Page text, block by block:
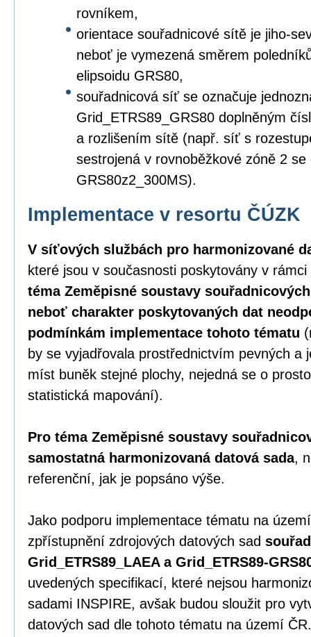
rovníkem,
orientace souřadnicové sítě je jiho-
neboť je vymezená směrem
elipsoidu GRS80,
souřadnicová síť se označuje
Grid_ETRS89_GRS80 doplněným
a rozlišením sítě (např. síť s
sestrojená v rovnoběžkové zóně 2
GRS80z2_300MS).
Implementace v resortu ČÚZK
V síťových službách pro harmonizované
které jsou v současnosti poskytovány v
téma Zeměpisné soustavy
neboť charakter poskytovaných dat
podmínkám implementace tohoto tématu
by se vyjadřovala prostřednictvím pevných a
míst buněk stejné plochy, nejedná se o
statistická mapování).
Pro téma Zeměpisné soustavy
samostatná harmonizovaná datová sada,
referenční, jak je popsáno výše.
Jako podporu implementace tématu na
zpřístupnění zdrojových datových sad
Grid_ETRS89_LAEA a Grid_ETRS89-
uvedených specifikací, které nejsou
sadami INSPIRE, avšak budou sloužit pro
datových sad dle tohoto tématu na území